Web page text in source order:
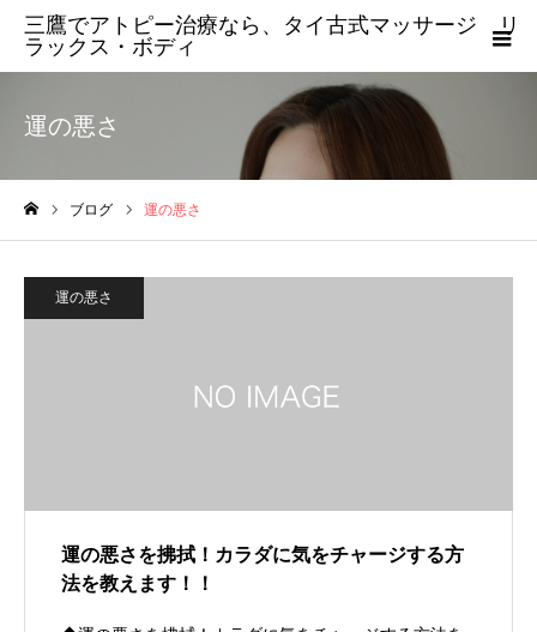
三鷹でアトピー治療なら、タイ古式マッサージ リ
ラックス・ボディ
運の悪さ
ブログ 運の悪さ
運の悪さ
運の悪さを拂拭！カラダに気をチャージする方
法を教えます！！